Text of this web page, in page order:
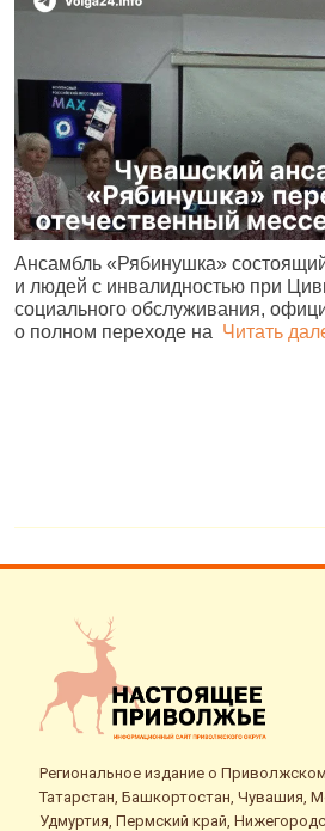
Ансамбль «Рябинушка»
и людей с инвалидностью при
социального обслуживания,
о полном переходе на Читать
Региональное издание о
Татарстан, Башкортостан, Чувашия,
Удмуртия, Пермский край,